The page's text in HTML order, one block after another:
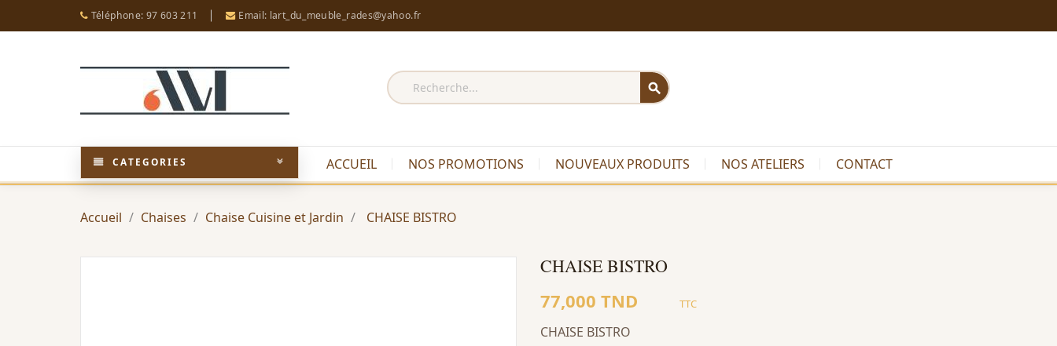
Téléphone: 97 603 211 Email: lart_du_meuble_rades@yahoo.fr
search
CATEGORIES ACCUEIL NOS PROMOTIONS NOUVEAUX PRODUITS NOS ATELIERS CONTACT
Accueil Chaises Chaise Cuisine et Jardin CHAISE BISTRO
CHAISE BISTRO
77,000 TND TTC
CHAISE BISTRO